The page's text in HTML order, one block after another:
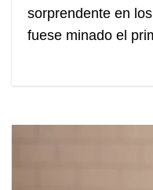
sorprendente en
fuese minado el